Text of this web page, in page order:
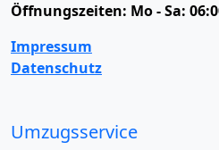
Öffnungszeiten: Mo - Sa:
Impressum
Datenschutz
Umzugsservice